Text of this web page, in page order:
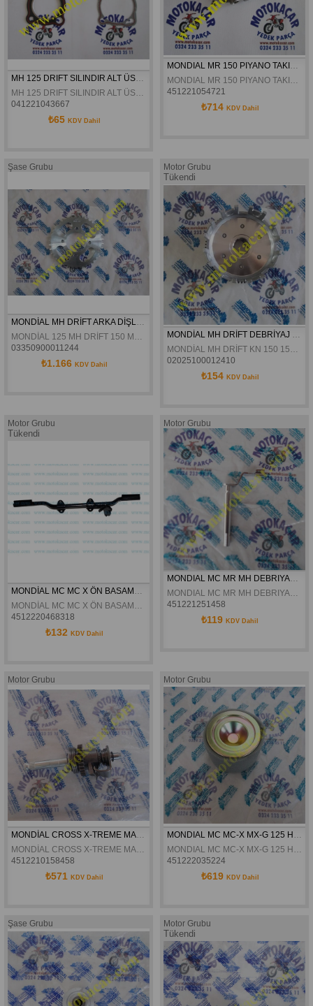
MH 125 DRIFT SILINDIR ALT ÜST CONTA
MH 125 DRIFT SILINDIR ALT ÜST CONTA
041221043667
₺65 KDV Dahil
451221054721
₺714 KDV Dahil
Şase Grubu
03350900011244
₺1.166 KDV Dahil
Motor Grubu
Tükendi
02025100012410
₺154 KDV Dahil
Motor Grubu
Tükendi
4512220468318
₺132 KDV Dahil
Motor Grubu
451221251458
₺119KDV Dahil
Motor Grubu
MONDİAL CROSS X-TREME MAX MARŞ DİŞLİSİ KOLÇAK MİLİ KOMPLE ORJİNAL
MONDİAL CROSS X-TREME MAX MARŞ DİŞLİSİ KOLÇAK MİLİ KOMPLE ORJİNAL
4512210158458
₺571 KDV Dahil
Motor Grubu
451222035224
₺619 KDV Dahil
Şase Grubu Motor Grubu
Tükendi